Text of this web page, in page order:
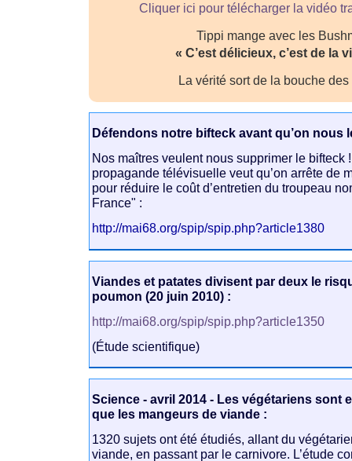
Cliquer ici pour télécharger la vidéo
Tippi mange avec les
« C’est délicieux, c’est de la
La vérité sort de la bouche des
Défendons notre bifteck avant qu’on nous
Nos maîtres veulent nous supprimer le bifteck
propagande télévisuelle veut qu’on arrête de
pour réduire le coût d’entretien du troupeau
France" :
http://mai68.org/spip/spip.php?article1380
Viandes et patates divisent par deux le
poumon (20 juin 2010) :
http://mai68.org/spip/spip.php?article1350
(Étude scientifique)
Science - avril 2014 - Les végétariens sont
que les mangeurs de viande :
1320 sujets ont été étudiés, allant du
viande, en passant par le carnivore. L’étude